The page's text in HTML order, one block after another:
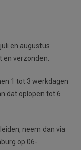
en augustus
verzonden.
1 tot 3 werkdagen
dat oplopen tot 6
neem dan via
op 06-